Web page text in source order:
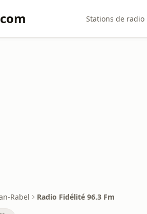
Stations de radio
Rabel Radio Fidélité 96.3 Fm